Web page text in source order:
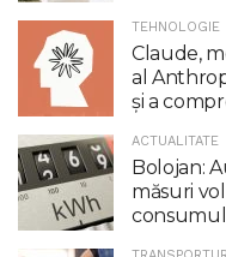
TEHNOLOGIE
Claude,
al
şi a
ACTUALITATE
Bolojan:
măsuri
consumul